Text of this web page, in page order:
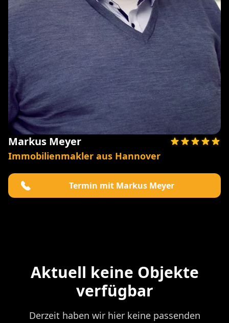
Markus Meyer
Immobilienmakler aus Hannover
Termin mit Markus Meyer
Aktuell keine Objekte
verfügbar
Derzeit haben wir hier keine passenden